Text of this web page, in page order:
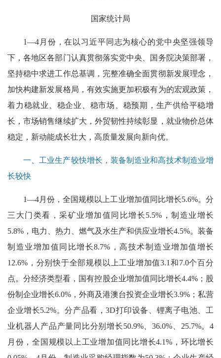
国家统计局
1—4月份，在以习近平同志为核心的党中央坚强领导
下，各地区各部门认真贯彻落实党中央、国务院决策部署，
坚持稳中求进工作总基调，完整准确全面贯彻新发展理念，
加快构建新发展格局，有效实施更加积极有为的宏观政策，
着力稳就业、稳企业、稳市场、稳预期，生产供给平稳增
长，市场销售继续扩大，外贸韧性持续彰显，就业物价总体
稳定，新动能成长壮大，高质量发展向新向优。
一、工业生产较快增长，装备制造业和高技术制造业增
长较快
1—4月份，全国规模以上工业增加值同比增长5.6%。分
三大门类看，采矿业增加值同比增长5.5%，制造业增长
5.8%，电力、热力、燃气及水生产和供应业增长4.5%。装备
制造业增加值同比增长8.7%，高技术制造业增加值增长
12.6%，分别快于全部规模以上工业增加值3.1和7.0个百分
点。分经济类型看，国有控股企业增加值同比增长4.4%；股
份制企业增长6.0%，外商及港澳台投资企业增长3.9%；私营
企业增长5.2%。分产品看，3D打印设备、锂离子电池、工
业机器人产品产量同比分别增长50.9%、36.0%、25.7%。4
月份，全国规模以上工业增加值同比增长4.1%，环比增长